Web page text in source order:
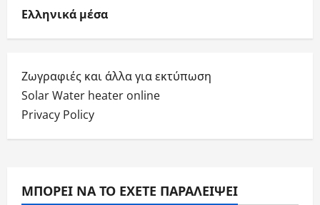
Ελληνικά μέσα
Ζωγραφιές και άλλα για εκτύπωση
Solar Water heater online
Privacy Policy
ΜΠΟΡΕΊ ΝΑ ΤΟ ΈΧΕΤΕ ΠΑΡΑΛΕΊΨΕΙ